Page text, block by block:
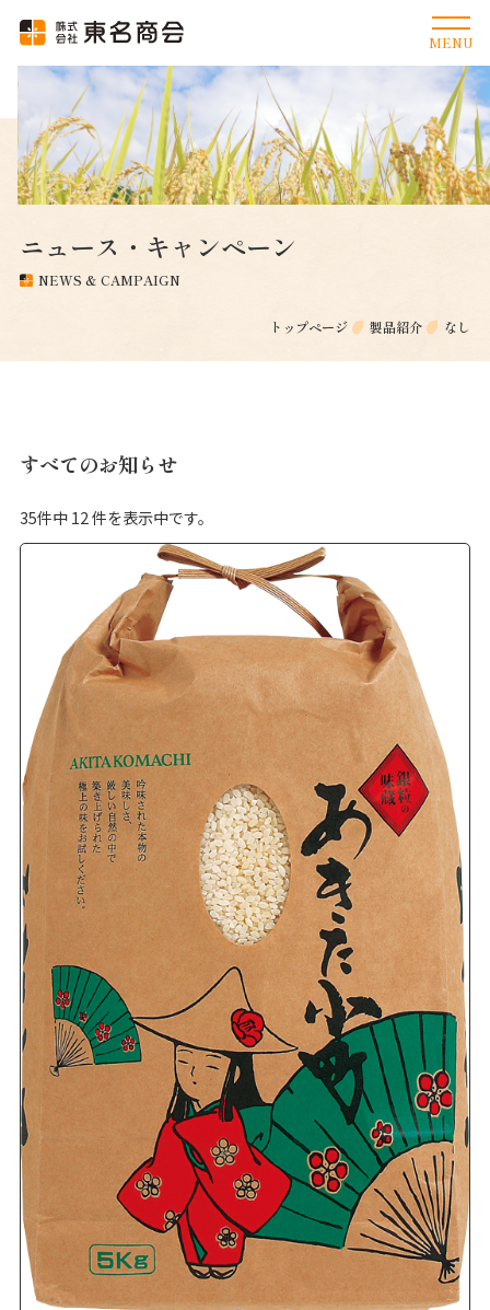
ニュース・キャンペーン
NEWS & CAMPAIGN
トップページ 製品紹介 なし
すべてのお知らせ
35件中 12件を表示中です。